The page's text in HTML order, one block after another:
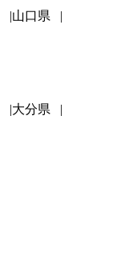
山口県
大分県